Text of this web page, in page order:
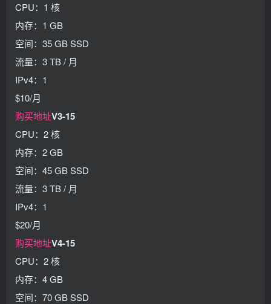
CPU：1 核
内存：1 GB
空间：35 GB SSD
流量：3 TB / 月
IPv4：1
$10/月
购买地址V3-15
CPU：2 核
内存：2 GB
空间：45 GB SSD
流量：3 TB / 月
IPv4：1
$20/月
购买地址V4-15
CPU：2 核
内存：4 GB
空间：70 GB SSD